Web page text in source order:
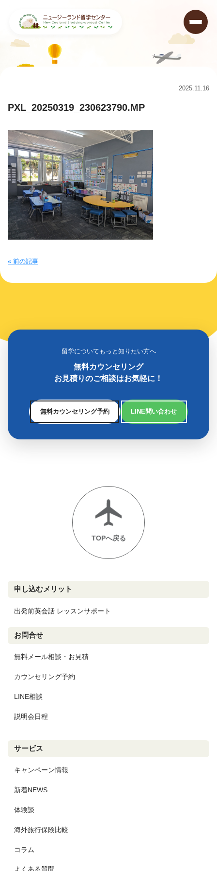
2025.11.16
PXL_20250319_230623790.MP
« 前の記事
留学についてもっと知りたい方へ
無料カウンセリング
お見積りのご相談はお気軽に！
無料カウンセリング予約 LINE問い合わせ
TOPへ戻る
申し込むメリット
出発前英会話 レッスンサポート
お問合せ
無料メール相談・お見積
カウンセリング予約
LINE相談
説明会日程
サービス
キャンペーン情報
新着NEWS
体験談
海外旅行保険比較
コラム
よくある質問